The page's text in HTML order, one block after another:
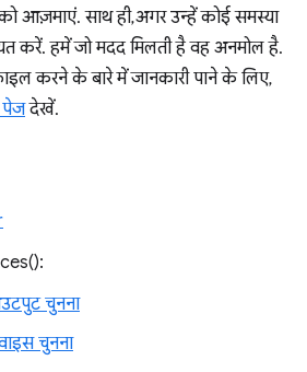
आज़माएं. साथ ही, अगर उन्हें कोई समस्या
करें. हमें जो मदद मिलती है वह अनमोल है.
करने के बारे में जानकारी पाने के लिए,
पेजदेखें.
चुनना
चुनना